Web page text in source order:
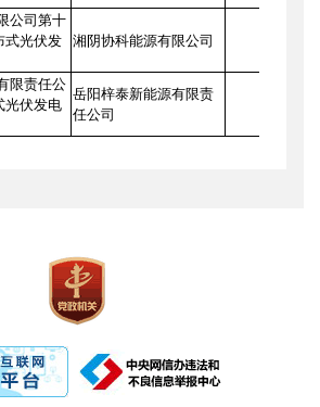
公司第十
式光伏发
湘阴协科能源有限公司
限责任公
光伏发电
岳阳梓泰新能源有限责
任公司